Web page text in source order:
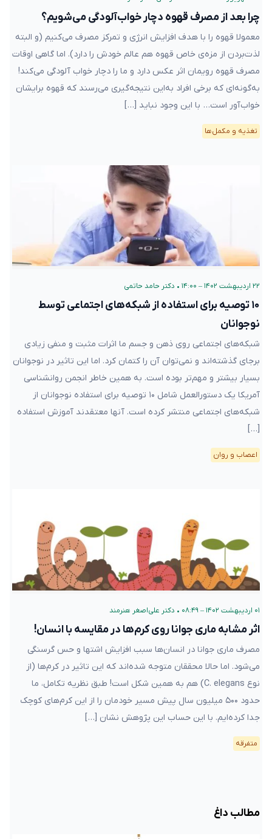
چرا بعد از مصرف قهوه دچار خواب‌آلودگی می‌شویم؟
معمولا قهوه را با هدف افزایش انرژی و تمرکز مصرف می‌کنیم (و البته
لذت‌بردن از مزه‌ی خاص قهوه هم عالم خودش را دارد). اما گاهی اوقات
مصرف قهوه رویمان اثر عکس دارد و ما را دچار خواب آلودگی می‌کند!
به‌گونه‌ای که برخی افراد به‌این نتیجه‌گیری می‌رسند که قهوه برایشان
خواب‌آور است… با این وجود نباید […]
تغذیه و مکمل‌ها
۲۲ اردیبهشت ۱۴۰۲ – ۱۴:۰۰ • دکتر حامد حاتمی
۱۰ توصیه برای استفاده از شبکه‌های اجتماعی توسط
نوجوانان
شبکه‌های اجتماعی روی ذهن و جسم ما اثرات مثبت و منفی زیادی
برجای گذشته‌اند و نمی‌توان آن را کتمان کرد. اما این تاثیر در نوجوانان
بسیار بیشتر و مهم‌تر بوده است. به همین خاطر انجمن روانشناسی
آمریکا یک دستورالعمل شامل ۱۰ توصیه برای استفاده نوجوانان از
شبکه‌های اجتماعی منتشر کرده است. آنها معتقدند آموزش استفاده
[…]
اعصاب و روان
۰۱ اردیبهشت ۱۴۰۲ – ۰۸:۴۹ • دکتر علی‌اصغر هنرمند
اثر مشابه ماری جوانا روی کرم‌ها در مقایسه با انسان!
مصرف ماری جوانا در انسان‌ها سبب افزایش اشتها و حس گرسنگی
می‌شود. اما حالا محققان متوجه شده‌اند که این تاثیر در کرم‌ها (از
نوع C. elegans) هم به همین شکل است! طبق نظریه تکامل، ما
حدود ۵۰۰ میلیون سال پیش مسیر خودمان را از این کرم‌های کوچک
جدا کرده‌ایم. با این حساب این پژوهش نشان […]
متفرقه
مطالب داغ